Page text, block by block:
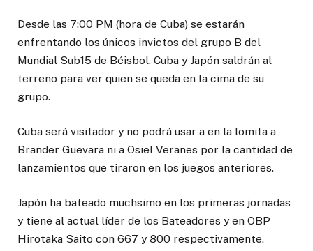
Desde las 7:00 PM (hora de Cuba) se estarán
enfrentando los únicos invictos del grupo B del
Mundial Sub15 de Béisbol. Cuba y Japón saldrán al
terreno para ver quien se queda en la cima de su
grupo.
Cuba será visitador y no podrá usar a en la lomita a
Brander Guevara ni a Osiel Veranes por la cantidad de
lanzamientos que tiraron en los juegos anteriores.
Japón ha bateado muchsimo en los primeras jornadas
y tiene al actual líder de los Bateadores y en OBP
Hirotaka Saito con 667 y 800 respectivamente.